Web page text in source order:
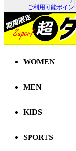
ご利用可能ポイン
WOMEN
MEN
KIDS
SPORTS